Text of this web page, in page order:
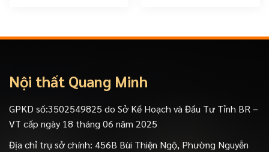
Nội thất Quang Minh
GPKD số:3502549825 do Sở Kế Hoạch và Đầu Tư Tỉnh BR –
VT cấp ngày 18 tháng 06 năm 2025
Địa chỉ trụ sở chính: 456B Bùi Thiện Ngộ, Phường Nguyễn